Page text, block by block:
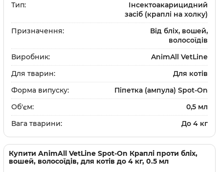
Тип:
Інсектоакарицидний
засіб (краплі на холку)
Призначення:
Від бліх, вошей,
волосоїдів
Виробник:
AnimAll VetLine
Для тварин:
Для котів
Форма випуску:
Піпетка (ампула) Spot-On
Об'єм:
0,5 мл
Вага тварини:
До 4 кг
Купити AnimAll VetLine Spot-On Краплі проти бліх,
вошей, волосоїдів, для котів до 4 кг, 0.5 мл